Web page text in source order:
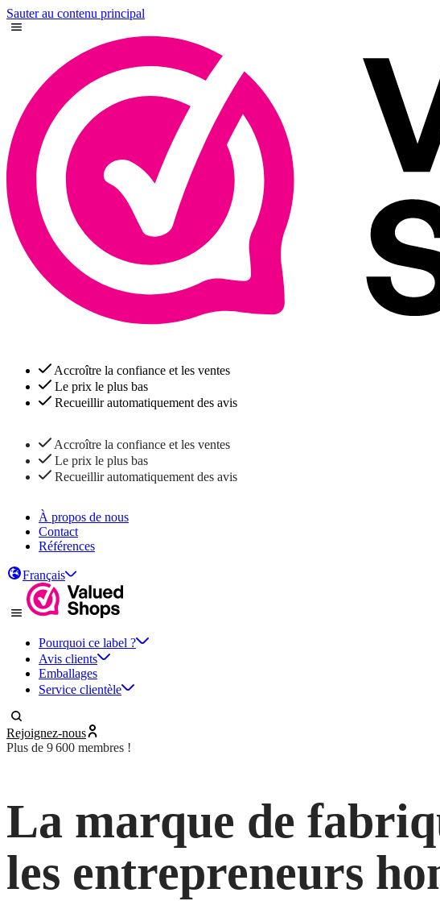
Sauter au contenu principal
Accroître la confiance et les ventes
Le prix le plus bas
Recueillir automatiquement des avis
Accroître la confiance et les ventes
Le prix le plus bas
Recueillir automatiquement des avis
À propos de nous
Contact
Références
Français
Pourquoi ce label ?
Avis clients
Emballages
Service clientèle
Rejoignez-nous
Plus de 9 600 membres !
La marque de
les entrepreneurs